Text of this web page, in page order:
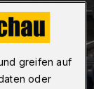
greifen auf
oder